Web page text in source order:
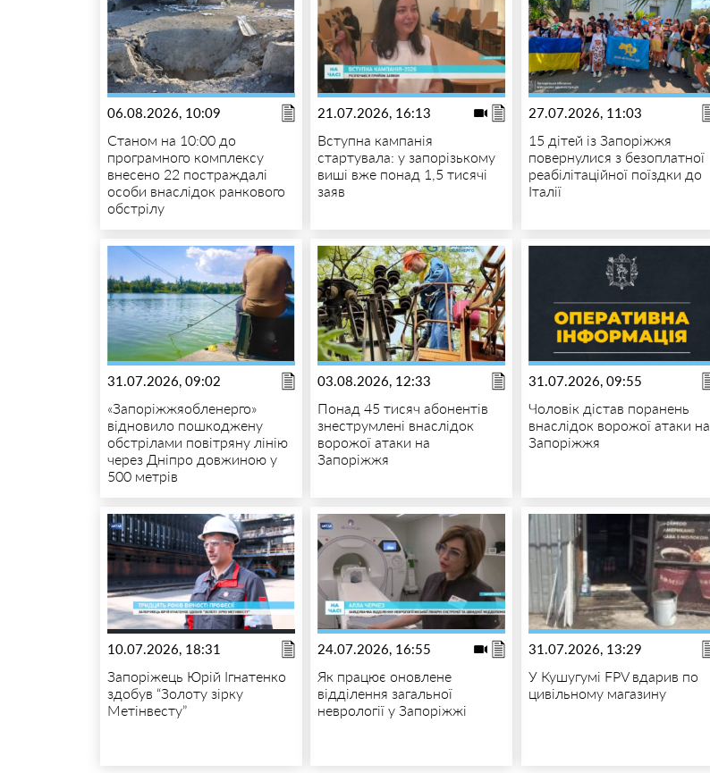
06.08.2026, 10:09
Станом на 10:00 до
програмного комплексу
внесено 22 постраждалі
особи внаслідок ранкового
обстрілу
21.07.2026, 16:13
Вступна кампанія
стартувала: у запорізькому
виші вже понад 1,5 тисячі
заяв
27.07.2026, 11:03
15 дітей із Запоріжжя
повернулися з безоплатної
реабілітаційної поїздки до
Італії
31.07.2026, 09:02
«Запоріжжяобленерго»
відновило пошкоджену
обстрілами повітряну лінію
через Дніпро довжиною у
500 метрів
03.08.2026, 12:33
Понад 45 тисяч абонентів
знеструмлені внаслідок
ворожої атаки на
Запоріжжя
31.07.2026, 09:55
Чоловік дістав поранень
внаслідок ворожої атаки на
Запоріжжя
10.07.2026, 18:31
Запоріжець Юрій Ігнатенко
здобув “Золоту зірку
Метінвесту”
24.07.2026, 16:55
Як працює оновлене
відділення загальної
неврології у Запоріжжі
31.07.2026, 13:29
У Кушугумі FPV вдарив по
цивільному магазину